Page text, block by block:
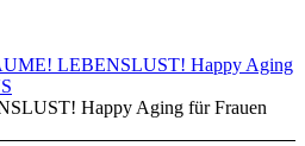
Happy Aging für Frauen